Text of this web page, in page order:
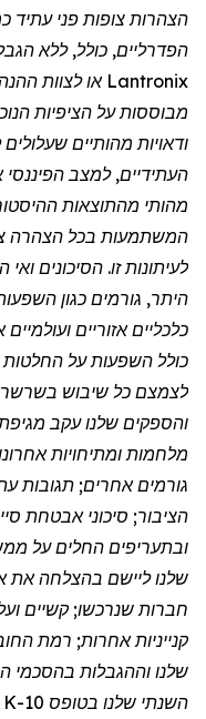
הצהרות צופות פני עתיד
הפדרליים, כולל, ללא
Lantronix או לצוות
מבוססות על הציפיות
ודאויות מהותיים
העתידיים, למצב הפיננסי
מהותי מהתוצאות
המשתמעות בכל הצהרה
לעיתונות זו. הסיכונים
היתר, גורמים כגון
כלכליים אזוריים
כולל השפעות על החלטות
לצמצם כל שיבוש
והספקים שלנו עקב
מלחמות ומתיחויות
גורמים אחרים; תגובות
הציבור; סיכוני אבטחת
ובתעריפים החלים על
שלנו ליישם בהצלחה את
חברות שנרכשו; קשיים
קנייניות אחרות; רמת
שלנו וההגבלות בהסכמי